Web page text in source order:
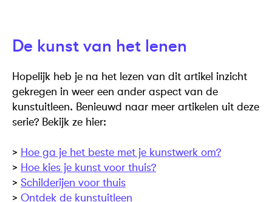
De kunst van het lenen
Hopelijk heb je na het lezen van dit artikel inzicht
gekregen in weer een ander aspect van de
kunstuitleen. Benieuwd naar meer artikelen uit deze
serie? Bekijk ze hier:
> Hoe ga je het beste met je kunstwerk om?
> Hoe kies je kunst voor thuis?
> Schilderijen voor thuis
> Ontdek de kunstuitleen